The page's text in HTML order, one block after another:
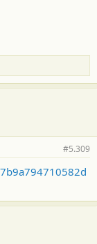
#5.309